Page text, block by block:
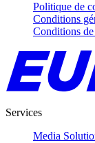
Politique de
Conditions
Conditions
Services
Media